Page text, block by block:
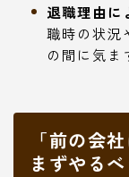
退職理由に
職時の状況
の間に気ま
「前の会
まずやる